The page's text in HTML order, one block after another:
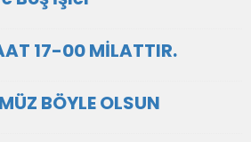
17-00 MİLATTIR.
BÖYLE OLSUN